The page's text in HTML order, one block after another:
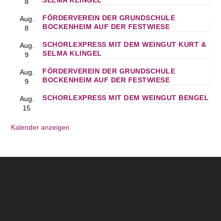
Aug.
8
FÖRDERVEREIN DER GRUNDSCHULE
BOCKENHEIM AUF DER FESTWIESE
Aug.
9
SCHORLEXPRESS MIT DEM WEINGUT KURT &
SELMA KLINGEL
Aug.
9
FÖRDERVEREIN DER GRUNDSCHULE
BOCKENHEIM AUF DER FESTWIESE
Aug.
15
SCHORLEXPRESS MIT DEM WEINGUT BENGEL
Kalender anzeigen